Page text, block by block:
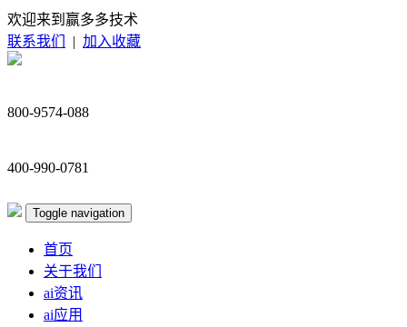
欢迎来到赢多多技术
联系我们
| 加入收藏
800-9574-088
400-990-0781
Toggle navigation
首页
关于我们
ai资讯
ai应用